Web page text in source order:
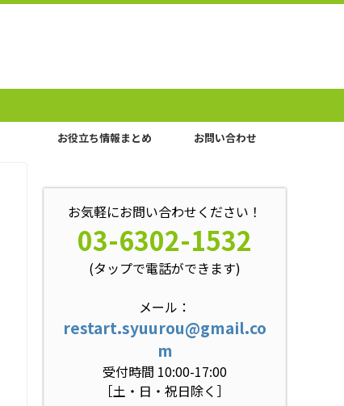
お役立ち情報まとめ お問い合わせ
お気軽にお問い合わせください！
03-6302-1532
(タップで電話ができます)
メール：
restart.syuurou@gmail.co
m
受付時間 10:00-17:00
［土・日・祝日除く］